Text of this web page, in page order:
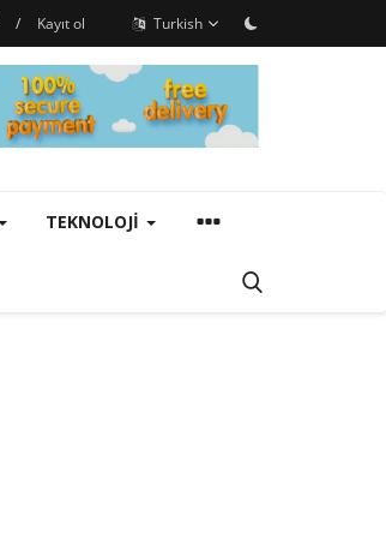
/ Kayıt ol Turkish
TEKNOLOJI